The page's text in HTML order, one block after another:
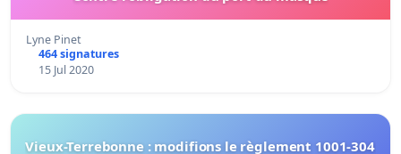
Lyne Pinet
464 signatures
15 Jul 2020
Vieux-Terrebonne : modifions le règlement 1001-304